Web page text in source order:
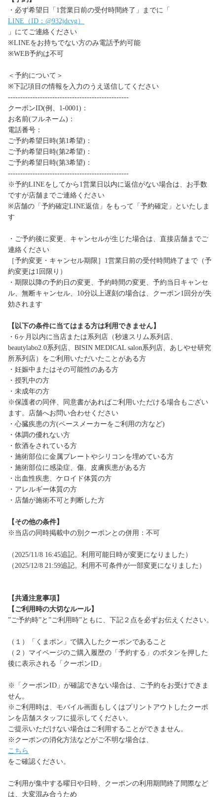
・必ず希望日「1営業日前の受付時間終了」までに「
LINE（ID：@932jdcvg）
」にてご連絡ください
※LINEをお持ちでない方のみ電話予約可能
※WEB予約は不可
＜予約について＞
※下記項目の情報を入力のうえ送信してください
-------------------------------------------------
クーポンID(例、1-0001)：
お名前(フルネーム)：
電話番号：
ご予約希望日時(第1希望)：
ご予約希望日時(第2希望)：
ご予約希望日時(第3希望)：
-------------------------------------------------
※予約LINEをしてから1営業日以内に返信がない場合は、お手数
ですが店舗までご連絡ください
※店舗の「予約確定LINE返信」をもって「予約確定」といたしま
す
・ご予約後に変更、キャンセルが生じた場合は、直接店舗までご
連絡ください
［予約変更・キャンセル期限］1営業日前の受付時間終了まで（予
約変更は1回限り）
・期限以降の予約日の変更、予約時間の変更、予約当日キャンセ
ル、無断キャンセル、10分以上遅刻の場合は、クーポン1回分が失
効されます
【以下の条件に当てはまる方は利用できません】
・6ヶ月以内に当店または系列店（秒速スリム系列店、
beautylabo2.0系列店、BISIN MEDICAL salon系列店、あしやせ研究
所系列店）をご利用いただいたことがある方
・妊娠中またはその可能性のある方
・授乳中の方
・未成年の方
※保護者の同伴、同意書があればご利用いただける場合もござい
ます。店舗へお問い合わせください
・心臓疾患の方(ペースメーカーをご利用の方など)
・体調の優れない方
・飲酒をされている方
・施術部位に金属プレートやシリコンを埋めている方
・施術部位に感染症、傷、皮膚疾患がある方
・出血性疾患、ケロイド体質の方
・アレルギー体質の方
・店舗が施術不可と判断した方
【その他の条件】
※当店の同時掲載中の別クーポンとの併用：不可
（2025/11/8 16:45追記。利用可能日時が変更になりました）
（2025/12/8 21:59追記。利用不可条件が一部変更になりました）
【共通注意事項】
【ご利用時の大切なルール】
”ご予約時”と”ご利用時”ともに、下記２点を必ずお伝えください。
（１）「くまポン」で購入したクーポンであること
（２）マイページのご購入履歴の「予約する」のボタンを押した
後に表示される「クーポンID」
※「クーポンID」が確認できない場合は、ご予約をお受けできま
せん。
※ご利用時は、モバイル画面もしくはプリントアウトしたクーポ
ンを店舗スタッフに提示してください。
ご提示いただけない場合はご利用することができません。
※クーポンの消化方法などがご不明な場合は、
こちら
をご確認ください。
ご利用が集中する曜日や日時、クーポンの利用期間終了間際など
は、大変混み合うため